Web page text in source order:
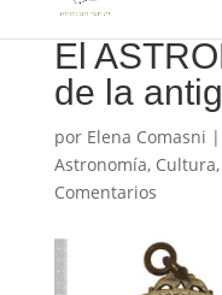
El
de la
por Elena Comasni |
Astronomía, Cultura,
Comentarios